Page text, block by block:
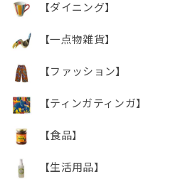
【ダイニング】
【一点物雑貨】
【ファッション】
【ティンガティンガ】
【食品】
【生活用品】